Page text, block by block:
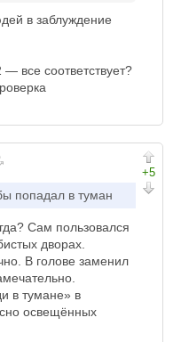
в заблуждение
все соответствует?
+5
попадал в туман
Сам пользовался
дворах.
В голове заменил
в тумане» в
освещённых